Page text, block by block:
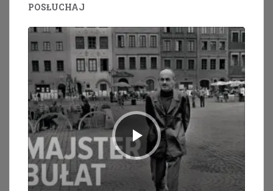
POSŁUCHAJ
Odtwarzacz
dźwiękowych